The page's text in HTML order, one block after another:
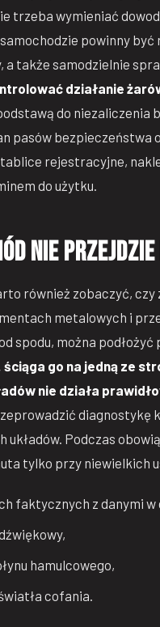
trzeba wymieniać
powinny
także samodzielnie
działanie
do niezaliczenia
pasów bezpieczeństwa
rejestracyjne,
do użytku.
nie
również zobaczyć, czy
metalowych i
spodu, można
go na jedną ze
nie działa
diagnostykę
układów. Podczas
tylko przy niewielkich
faktycznych z danymi w
hamulcowego,
cofania.